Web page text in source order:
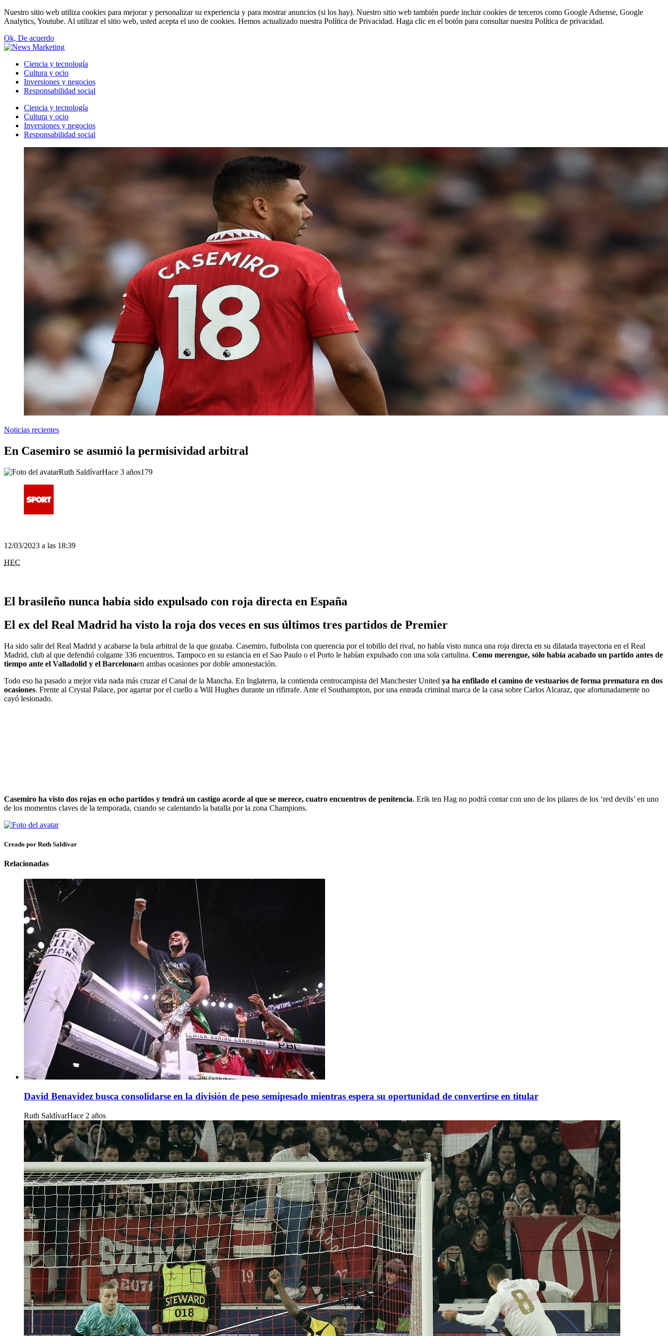
Nuestro sitio web utiliza cookies para mejorar y personalizar su experiencia y para mostrar anuncios (si los hay). Nuestro sitio web también puede incluir cookies de terceros como Google Adsense, Google
Analytics, Youtube. Al utilizar el sitio web, usted acepta el uso de cookies. Hemos actualizado nuestra Política de Privacidad. Haga clic en el botón para consultar nuestra Política de privacidad.
Ok, De acuerdo
Ciencia y tecnología
Cultura y ocio
Inversiones y negocios
Responsabilidad social
Ciencia y tecnología
Cultura y ocio
Inversiones y negocios
Responsabilidad social
Noticias recientes
En Casemiro se asumió la permisividad arbitral
Ruth SaldívarHace 3 años179
12/03/2023 a las 18:39
HEC
El brasileño nunca había sido expulsado con roja directa en España
El ex del Real Madrid ha visto la roja dos veces en sus últimos tres partidos de Premier
Ha sido salir del Real Madrid y acabarse la bula arbitral de la que gozaba. Casemiro, futbolista con querencia por el tobillo del rival, no había visto nunca una roja directa en su dilatada trayectoria en el Real
Madrid, club al que defendió colgante 336 encuentros. Tampoco en su estancia en el Sao Paulo o el Porto le habían expulsado con una sola cartulina. Como merengue, sólo había acabado un partido antes de
tiempo ante el Valladolid y el Barcelonaen ambas ocasiones por doble amonestación.
Todo eso ha pasado a mejor vida nada más cruzar el Canal de la Mancha. En Inglaterra, la contienda centrocampista del Manchester United ya ha enfilado el camino de vestuarios de forma prematura en dos
ocasiones. Frente al Crystal Palace, por agarrar por el cuello a Will Hughes durante un rifirrafe. Ante el Southampton, por una entrada criminal marca de la casa sobre Carlos Alcaraz, que afortunadamente no
cayó lesionado.
Casemiro ha visto dos rojas en ocho partidos y tendrá un castigo acorde al que se merece, cuatro encuentros de penitencia. Erik ten Hag no podrá contar con uno de los pilares de los ‘red devils’ en uno
de los momentos claves de la temporada, cuando se calentando la batalla por la zona Champions.
Creado por Ruth Saldívar
Relacionadas
David Benavidez busca consolidarse en la división de peso semipesado mientras espera su oportunidad de convertirse en titular
Ruth SaldívarHace 2 años